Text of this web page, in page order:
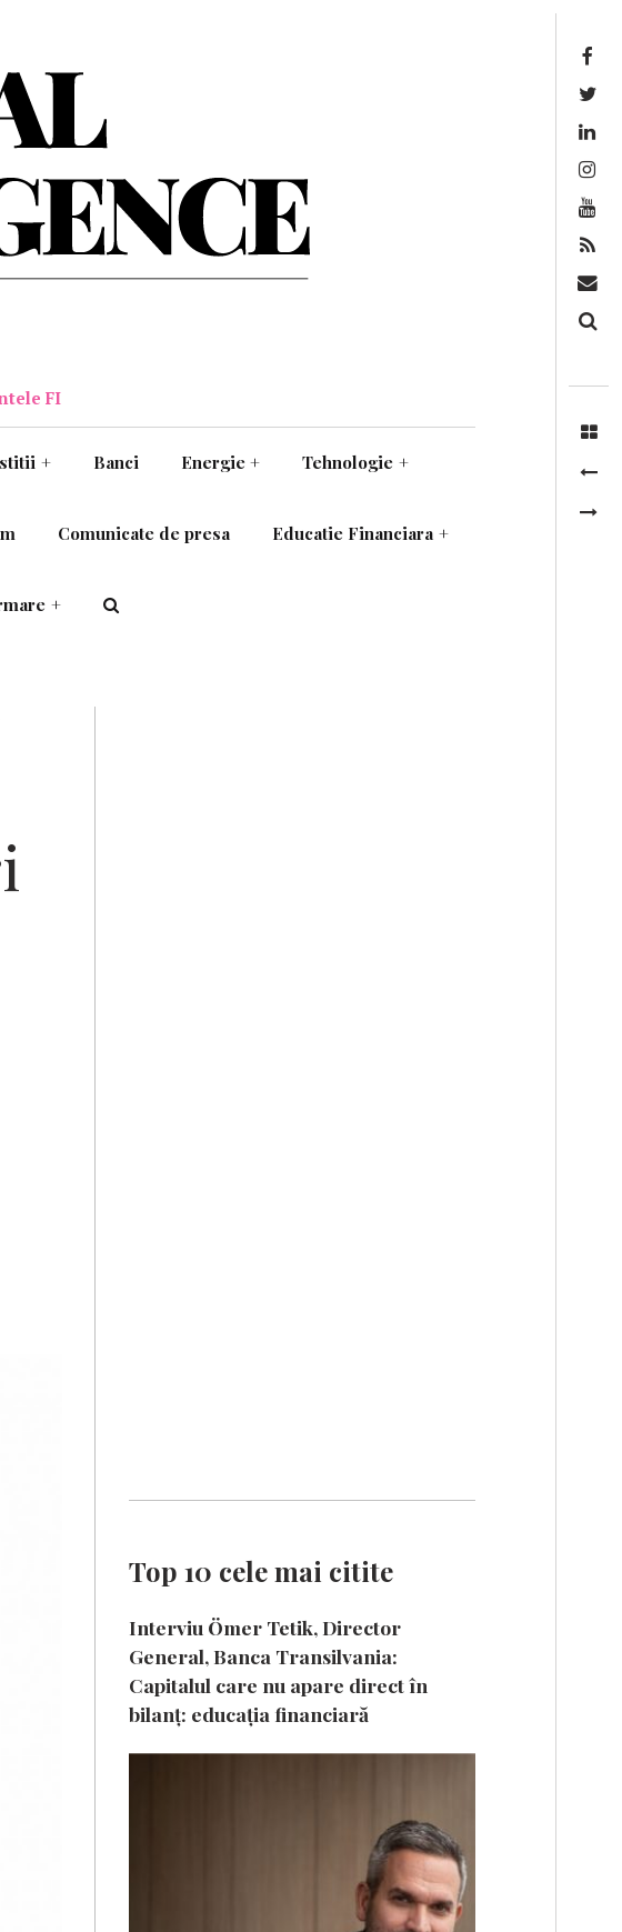
FI
+ Banci Energie + Tehnologie +
Comunicate de presa Educatie Financiara +
+
Top 10 cele mai citite
Interviu Ömer Tetik, Director
General, Banca Transilvania:
Capitalul care nu apare direct în
bilanț: educația financiară